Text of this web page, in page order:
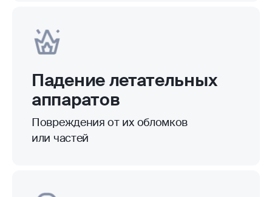
Падение летательных
аппаратов
Повреждения от их обломков
или частей